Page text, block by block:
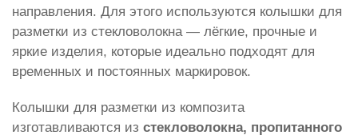
направления. Для этого используются колышки для
разметки из стекловолокна — лёгкие, прочные и
яркие изделия, которые идеально подходят для
временных и постоянных маркировок.
Колышки для разметки из композита
изготавливаются из стекловолокна, пропитанного